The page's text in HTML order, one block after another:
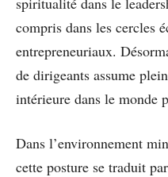
compris dans les cercles
entrepreneuriaux.
de dirigeants assume
intérieure dans le monde
Dans l’environnement
cette posture se traduit